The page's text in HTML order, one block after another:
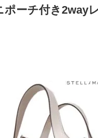
ポーチ付き2way